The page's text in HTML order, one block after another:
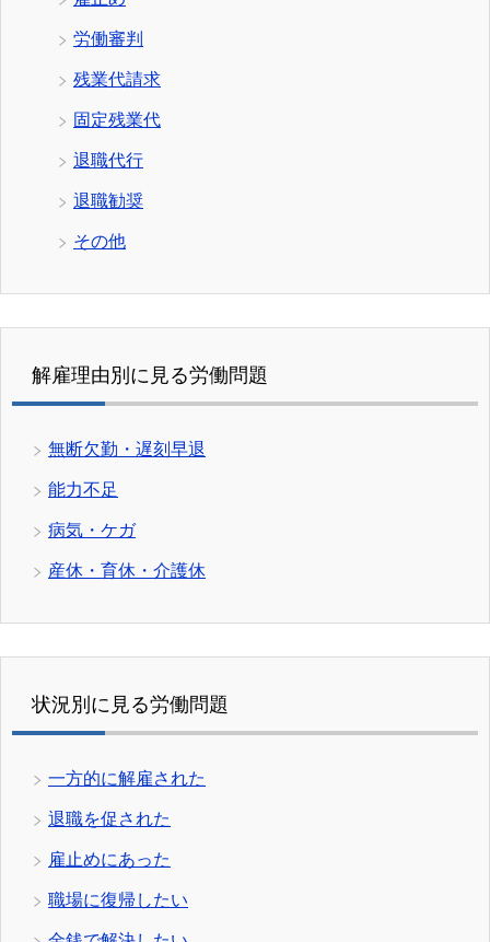
労働審判
残業代請求
固定残業代
退職代行
退職勧奨
その他
解雇理由別に見る労働問題
無断欠勤・遅刻早退
能力不足
病気・ケガ
産休・育休・介護休
状況別に見る労働問題
一方的に解雇された
退職を促された
雇止めにあった
職場に復帰したい